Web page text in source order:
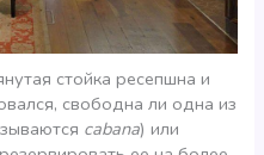
стойка ресепшна и
свободна ли одна из
cabana) или